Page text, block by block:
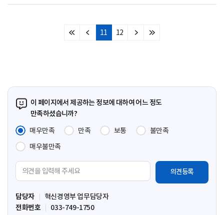
처
이
11 12
다
마
이 페이지에서 제공하는 정보에 대하여 어느 정도
만족하셨습니까?
매우만족
만족 보통
불만족
매우불만족
견
입
력
담당자
혁신경영부 업무담당자
전화번호
033-749-1750